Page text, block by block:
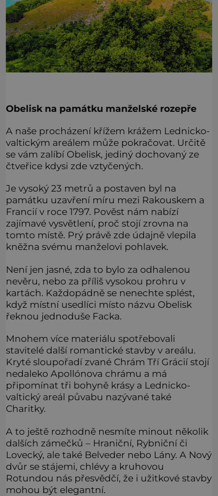
Obelisk na památku manželské rozepře
A naše procházení křížem krážem Lednicko-
valtickým areálem může pokračovat. Určitě
se vám zalíbí Obelisk, jediný dochovaný ze
čtveřice kdysi zde vztyčených.
Je vysoký 23 metrů a postaven byl na
památku uzavření míru mezi Rakouskem a
Francií v roce 1797. Pověst nám nabízí
zajímavé vysvětlení, proč stojí zrovna na
tomto místě. Prý právě zde údajně vlepila
kněžna svému manželovi pohlavek.
Není jen jasné, zda to bylo za odhalenou
nevěru, nebo za příliš vysokou prohru v
kartách. Každopádně se nenechte splést,
když místní usedlíci místo názvu Obelisk
řeknou jednoduše Facka.
Mnohem více materiálu spotřebovali
stavitelé další romantické stavby v areálu.
Kryté sloupořadí zvané Chrám Tří Grácií stojí
nedaleko Apollónova chrámu a má
připomínat tři bohyně krásy a Lednicko-
valtický areál půvabu nazývané také
Charitky.
A to ještě rozhodně nesmíte minout několik
dalších zámečků – Hraniční, Rybniční či
Lovecký, ale také Belveder nebo Lány. A Nový
dvůr se stájemi, chlévy a kruhovou
Rotundou nás přesvědčí, že i užitkové stavby
mohou být elegantní.